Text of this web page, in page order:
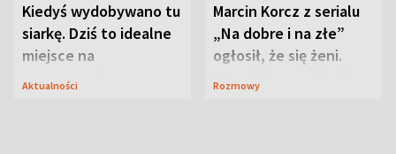
Kiedyś wydobywano tu
siarkę. Dziś to idealne
miejsce na
wypoczynek
Aktualności
Marcin Korcz z serialu
„Na dobre i na złe”
ogłosił, że się żeni.
Zdradził, co zmienił
Rozmowy